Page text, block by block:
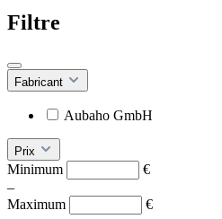
Filtre
Fabricant
Aubaho GmbH
Prix
Minimum
€
–
Maximum
€